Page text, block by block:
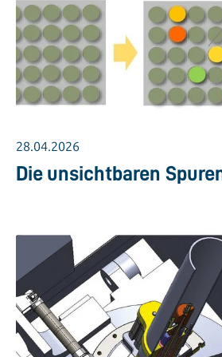
28.04.2026
Die unsichtbaren